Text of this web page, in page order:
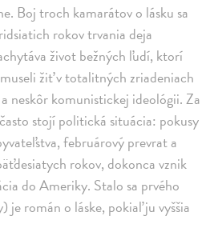
Boj troch kamarátov o lásku sa
rokov trvania deja
život bežných ľudí, ktorí
žiť v totalitných zriadeniach
neskôr komunistickej ideológii. Za
stojí politická situácia: pokusy
februárový prevrat a
rokov, dokonca vznik
do Ameriky. Stalo sa prvého
je román o láske, pokiaľ ju vyššia